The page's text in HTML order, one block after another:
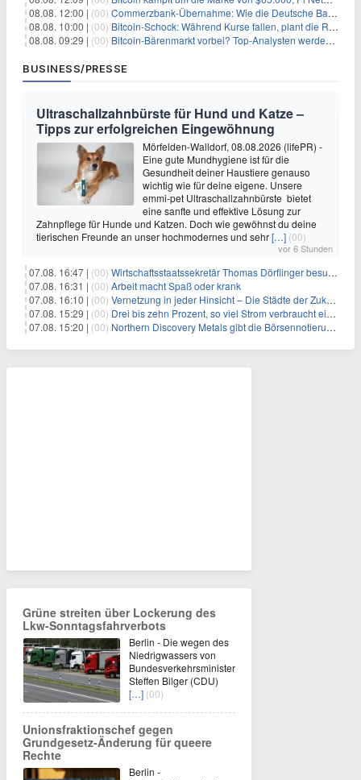
08.08. 12:00 | (00) Commerzbank-Übernahme: Wie die Deutsche Bank im Schatten zum großen Gewinner wird
08.08. 10:00 | (00) Bitcoin-Schock: Während Kurse fallen, plant die Regierung die Steuer-Bombe
08.08. 09:29 | (00) Bitcoin-Bärenmarkt vorbei? Top-Analysten werden optimistisch, aber die Geschichte sagt etwas anderes
BUSINESS/PRESSE
Ultraschallzahnbürste für Hund und Katze –
Tipps zur erfolgreichen Eingewöhnung
Mörfelden-Walldorf, 08.08.2026 (lifePR) -
Eine gute Mundhygiene ist für die
Gesundheit deiner Haustiere genauso
wichtig wie für deine eigene. Unsere
emmi-pet Ultraschallzahnbürste bietet
eine sanfte und effektive Lösung zur
Zahnpflege für Hunde und Katzen. Doch wie gewöhnst du deine
tierischen Freunde an unser hochmodernes und sehr[…] (00)
vor 6 Stunden
07.08. 16:47 | (00) Wirtschaftsstaatssekretär Thomas Dörflinger besucht Handwerksbetrieb im Kammerbezirk Freiburg
07.08. 16:31 | (00) Arbeit macht Spaß oder krank
07.08. 16:10 | (00) Vernetzung in jeder Hinsicht – Die Städte der Zukunft sind grün-blau
07.08. 15:29 | (00) Drei bis zehn Prozent, so viel Strom verbraucht ein Aufzug im Gebäude
07.08. 15:20 | (00) Northern Discovery Metals gibt die Börsennotierung an der Frankfurter Wertpapierbörse bekannt
Grüne streiten über Lockerung des
Lkw-Sonntagsfahrverbots
Berlin - Die wegen des
Niedrigwassers von
Bundesverkehrsminister
Steffen Bilger (CDU)
[…] (00)
Unionsfraktionschef gegen
Grundgesetz-Änderung für queere
Rechte
Berlin -